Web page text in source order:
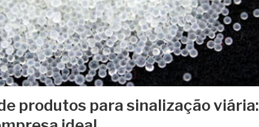
produtos para sinalização viária: